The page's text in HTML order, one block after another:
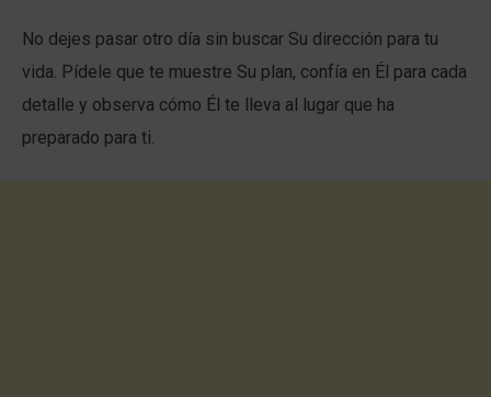
No dejes pasar otro día sin buscar Su dirección para tu
vida. Pídele que te muestre Su plan, confía en Él para cada
detalle y observa cómo Él te lleva al lugar que ha
preparado para ti.